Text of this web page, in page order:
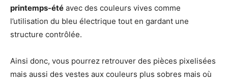
printemps-été avec des couleurs vives comme
l’utilisation du bleu électrique tout en gardant une
structure contrôlée.
Ainsi donc, vous pourrez retrouver des pièces pixelisées
mais aussi des vestes aux couleurs plus sobres mais où